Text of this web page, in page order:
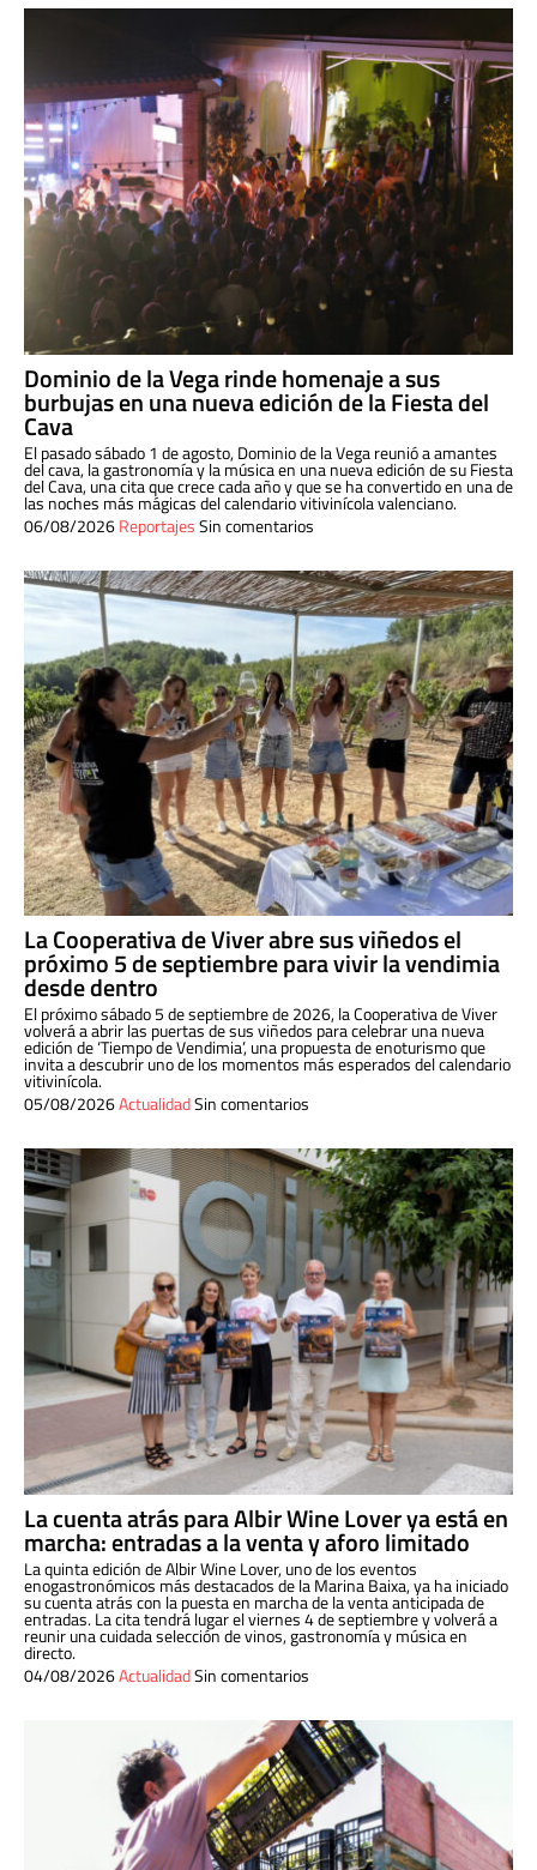
Dominio de la Vega rinde homenaje a sus
burbujas en una nueva edición de la Fiesta del
Cava
El pasado sábado 1 de agosto, Dominio de la Vega reunió a amantes
del cava, la gastronomía y la música en una nueva edición de su Fiesta
del Cava, una cita que crece cada año y que se ha convertido en una de
las noches más mágicas del calendario vitivinícola valenciano.
06/08/2026ReportajesSin comentarios
La Cooperativa de Viver abre sus viñedos el
próximo 5 de septiembre para vivir la vendimia
desde dentro
El próximo sábado 5 de septiembre de 2026, la Cooperativa de Viver
volverá a abrir las puertas de sus viñedos para celebrar una nueva
edición de ‘Tiempo de Vendimia’, una propuesta de enoturismo que
invita a descubrir uno de los momentos más esperados del calendario
vitivinícola.
05/08/2026ActualidadSin comentarios
La cuenta atrás para Albir Wine Lover ya está en
marcha: entradas a la venta y aforo limitado
La quinta edición de Albir Wine Lover, uno de los eventos
enogastronómicos más destacados de la Marina Baixa, ya ha iniciado
su cuenta atrás con la puesta en marcha de la venta anticipada de
entradas. La cita tendrá lugar el viernes 4 de septiembre y volverá a
reunir una cuidada selección de vinos, gastronomía y música en
directo.
04/08/2026ActualidadSin comentarios